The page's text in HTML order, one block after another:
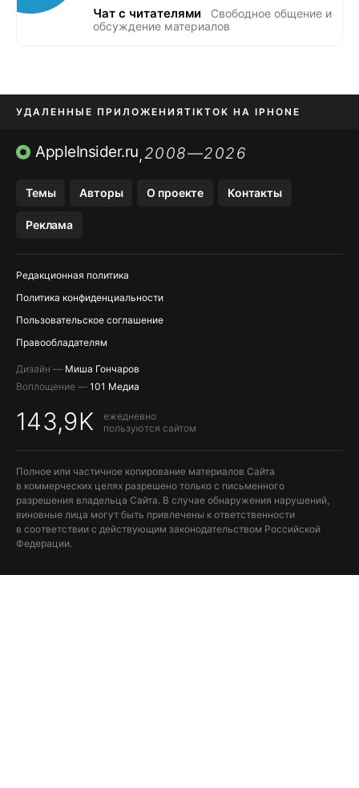
Чат с читателями
Свободное общение и
обсуждение материалов
УДАЛЕННЫЕ ПРИЛОЖЕНИЯTIKTOK НА IPHONE
ПРИЛОЖЕНИЯ БЕЗ APP STORE
AppleInsider.ru,2008—2026
Темы Авторы О проекте Контакты
Реклама
Редакционная политика
Политика конфиденциальности
Пользовательское соглашение
Правообладателям
Дизайн — Миша Гончаров
Воплощение — 101 Медиа
143,9K
ежедневно
пользуются сайтом
Полное или частичное копирование материалов Сайта
в коммерческих целях разрешено только с письменного
разрешения владельца Сайта. В случае обнаружения нарушений,
виновные лица могут быть привлечены к ответственности
в соответствии с действующим законодательством Российской
Федерации.